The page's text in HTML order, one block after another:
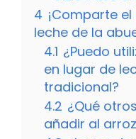
4 ¡Comparte
leche de la
4.1 ¿Puedo
en lugar de
tradicional?
4.2 ¿Qué
añadir al